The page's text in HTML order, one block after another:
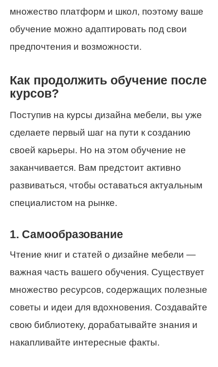
множество платформ и школ, поэтому ваше
обучение можно адаптировать под свои
предпочтения и возможности.
Как продолжить обучение после
курсов?
Поступив на курсы дизайна мебели, вы уже
сделаете первый шаг на пути к созданию
своей карьеры. Но на этом обучение не
заканчивается. Вам предстоит активно
развиваться, чтобы оставаться актуальным
специалистом на рынке.
1. Самообразование
Чтение книг и статей о дизайне мебели —
важная часть вашего обучения. Существует
множество ресурсов, содержащих полезные
советы и идеи для вдохновения. Создавайте
свою библиотеку, дорабатывайте знания и
накапливайте интересные факты.